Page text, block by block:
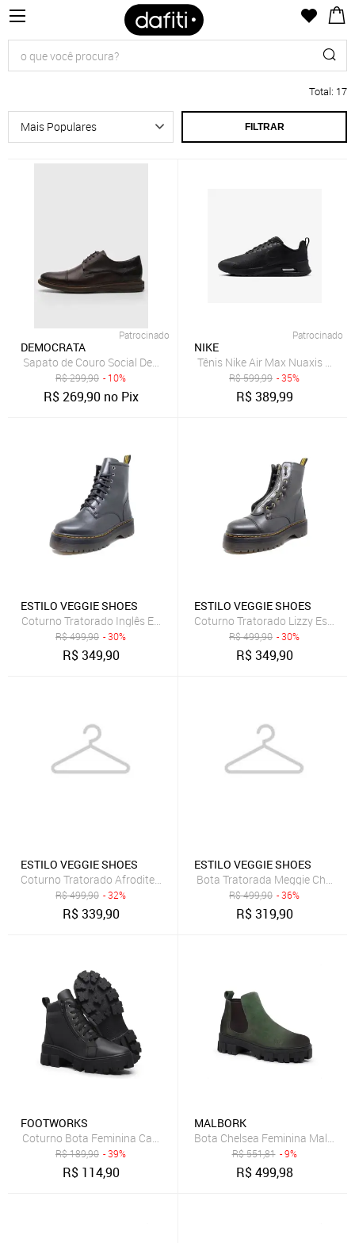
Total: 17
FILTRAR
Patrocinado
DEMOCRATA
Sapato de Couro Social Democrata Texturizado Marrom
R$299,90 - 10%
R$269,90no Pix
Patrocinado
NIKE
Tênis Nike Air Max Nuaxis
R$599,99 - 35%
R$389,99
ESTILO VEGGIE SHOES
Coturno Tratorado Inglês Estilo Veggie Preto Grafite
R$499,90 - 30%
R$349,90
ESTILO VEGGIE SHOES
Coturno Tratorado Lizzy Estilo
R$499,90 - 30%
R$349,90
ESTILO VEGGIE SHOES
Coturno Tratorado Afrodite Estilo Veggie Preto
R$499,90 - 32%
R$339,90
ESTILO VEGGIE SHOES
Bota Tratorada Meggie Chelsea
R$499,90 - 36%
R$319,90
FOOTWORKS
Coturno Bota Feminina Cano Medio Blogueira Tendencia Preto
R$189,90 - 39%
R$ 114,90
MALBORK
Bota Chelsea Feminina
R$551,81 - 9%
R$499,98